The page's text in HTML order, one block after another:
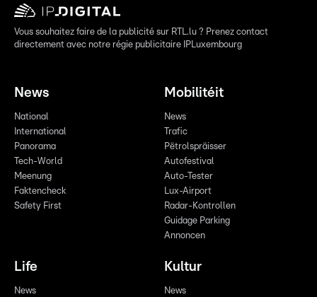
Vous souhaitez faire de la publicité sur RTL.lu ? Prenez contact
directement avec notre régie publicitaire IPLuxembourg
News
National
International
Panorama
Tech-World
Meenung
Faktencheck
Safety First
Mobilitéit
News
Trafic
Pëtrolspräisser
Autofestival
Auto-Tester
Lux-Airport
Radar-Kontrollen
Guidage Parking
Annoncen
Life
News
Kultur
News